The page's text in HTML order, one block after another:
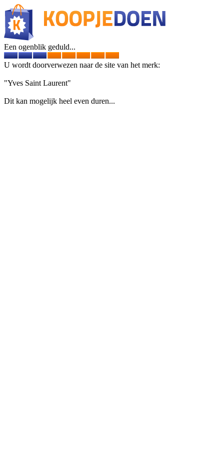
Een ogenblik geduld...
U wordt doorverwezen naar de site van het merk:
"Yves Saint Laurent"
Dit kan mogelijk heel even duren...